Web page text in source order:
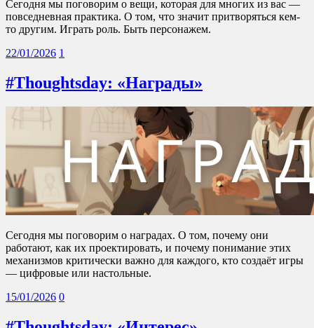
Сегодня мы поговорим о вещи, которая для многих из вас —
повседневная практика. О том, что значит притворяться кем-
то другим. Играть роль. Быть персонажем.
22/01/2026 1
#Thoughtsday: «Награды»
Сегодня мы поговорим о наградах. О том, почему они
работают, как их проектировать, и почему понимание этих
механизмов критически важно для каждого, кто создаёт игры
— цифровые или настольные.
15/01/2026 0